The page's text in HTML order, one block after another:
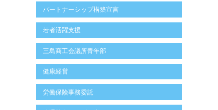
パートナーシップ構築宣言
若者活躍支援
三島商工会議所青年部
健康経営
労働保険事務委託